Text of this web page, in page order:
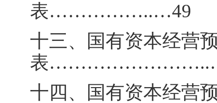
表……………..…49
十三、国有资本经营
表……………………..
十四、国有资本经营